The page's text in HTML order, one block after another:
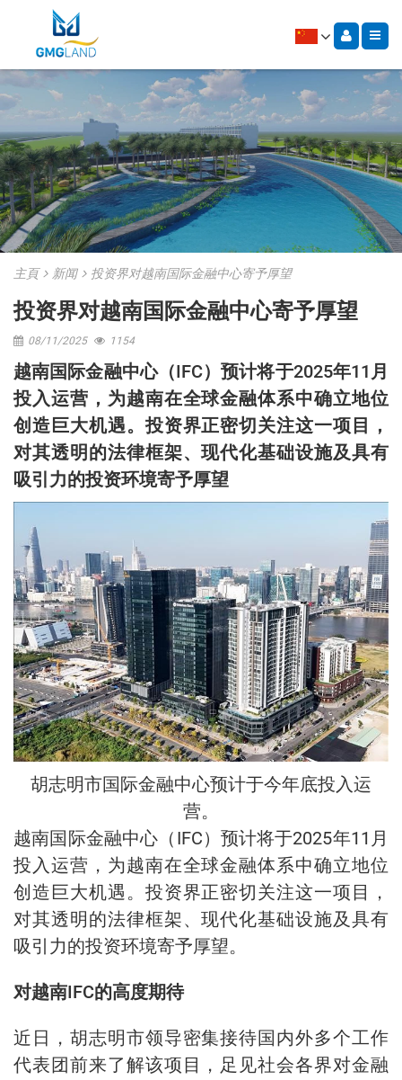
主頁 新闻 投资界对越南国际金融中心寄予厚望
投资界对越南国际金融中心寄予厚望
08/11/2025 1154
越南国际金融中心（IFC）预计将于2025年11月
投入运营，为越南在全球金融体系中确立地位
创造巨大机遇。投资界正密切关注这一项目，
对其透明的法律框架、现代化基础设施及具有
吸引力的投资环境寄予厚望
胡志明市国际金融中心预计于今年底投入运
营。
越南国际金融中心（IFC）预计将于2025年11月
投入运营，为越南在全球金融体系中确立地位
创造巨大机遇。投资界正密切关注这一项目，
对其透明的法律框架、现代化基础设施及具有
吸引力的投资环境寄予厚望。
对越南IFC的高度期待
近日，胡志明市领导密集接待国内外多个工作
代表团前来了解该项目，足见社会各界对金融